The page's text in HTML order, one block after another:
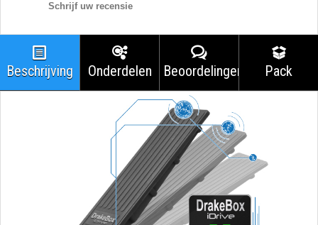
Schrijf uw recensie
Beschrijving Onderdelen Beoordelingen Pack